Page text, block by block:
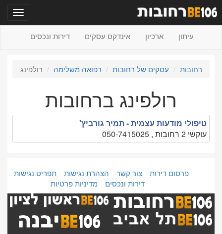
עיתון ארכיון אינדקס עסקים דירות ונכסים
רחובות עסקים של רחובות רפואה משלימה רולפינג
רולפינג ברחובות
טיפולי מודעות עצמית - תמיר גורביץ'
עוקשי 2 רחובות , 050-7415025
פרסום דירות צור קשר הצהרת נגישות
תפריט נגישות
דירות ונכסים
מדיניות פרטיות